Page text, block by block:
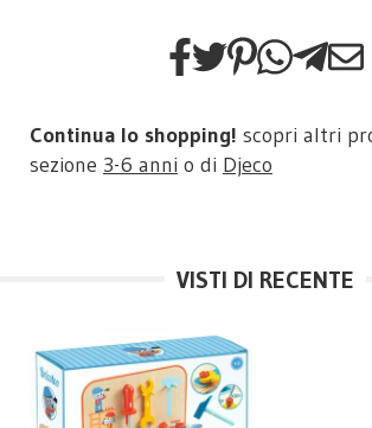
Continua lo shopping! scopri altri
sezione 3-6 anni o di Djeco
VISTI DI RECENTE